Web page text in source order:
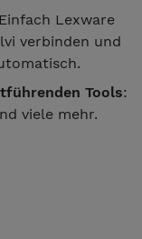
Einfach Lexware
verbinden und
Tools:
viele mehr.